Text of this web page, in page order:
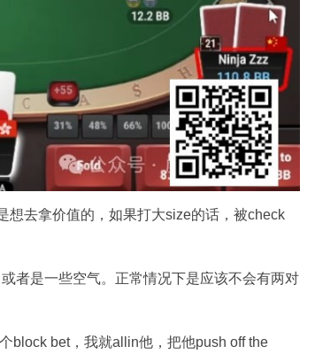
想去拿价值的，如果打大size的话，被check
者是一些空气。正常情况下是应该不会有两对
block bet，我就allin他，把他push off the